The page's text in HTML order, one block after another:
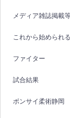
メディア雑誌掲載
これから始められ
ファイター
試合結果
ボンサイ柔術静岡